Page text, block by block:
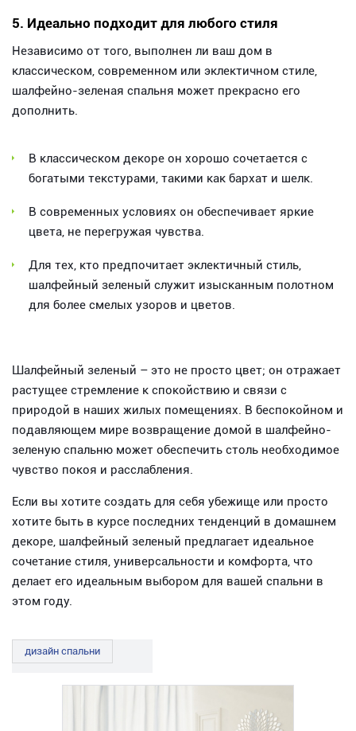
5. Идеально подходит для любого стиля
Независимо от того, выполнен ли ваш дом в
классическом, современном или эклектичном стиле,
шалфейно-зеленая спальня может прекрасно его
дополнить.
В классическом декоре он хорошо сочетается с
богатыми текстурами, такими как бархат и шелк.
В современных условиях он обеспечивает яркие
цвета, не перегружая чувства.
Для тех, кто предпочитает эклектичный стиль,
шалфейный зеленый служит изысканным полотном
для более смелых узоров и цветов.
Шалфейный зеленый – это не просто цвет; он отражает
растущее стремление к спокойствию и связи с
природой в наших жилых помещениях. В беспокойном и
подавляющем мире возвращение домой в шалфейно-
зеленую спальню может обеспечить столь необходимое
чувство покоя и расслабления.
Если вы хотите создать для себя убежище или просто
хотите быть в курсе последних тенденций в домашнем
декоре, шалфейный зеленый предлагает идеальное
сочетание стиля, универсальности и комфорта, что
делает его идеальным выбором для вашей спальни в
этом году.
дизайн спальни